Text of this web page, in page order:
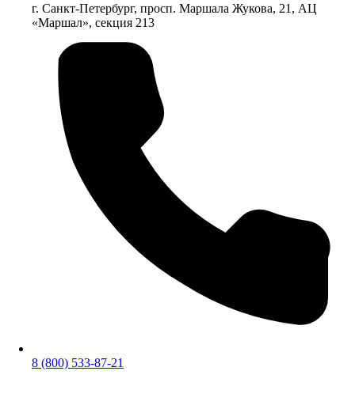
г. Санкт-Петербург, просп. Маршала Жукова, 21, АЦ
«Маршал», секция 213
8 (800) 533-87-21